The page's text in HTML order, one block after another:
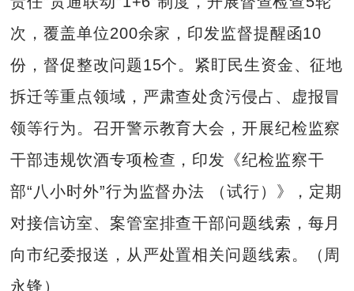
次，覆盖单位200余家，印发监督提醒函10
份，督促整改问题15个。紧盯民生资金、征地
拆迁等重点领域，严肃查处贪污侵占、虚报冒
领等行为。召开警示教育大会，开展纪检监察
干部违规饮酒专项检查，印发《纪检监察干
部“八小时外”行为监督办法 （试行）》，定期
对接信访室、案管室排查干部问题线索，每月
向市纪委报送，从严处置相关问题线索。（周
永锋）